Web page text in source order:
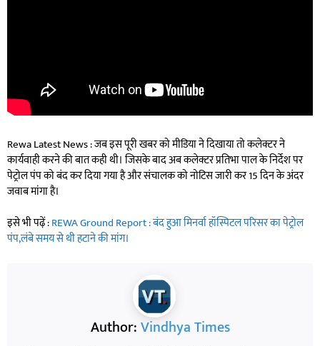
Rewa Latest News : जब इस पूरी खबर को मीडिया ने दिखाया तो कलेक्टर ने
कार्यवाही करने की बात कही थी। जिसके बाद अब कलेक्टर प्रतिभा पाल के निर्देश पर
पेट्रोल पंप को बंद कर दिया गया है और संचालक को नोटिस जारी कर 15 दिन के अंदर
जवाब मांगा है।
इसे भी पढ़ें :REWA Ground Report : बंद हुआ मिनर्वा हॉस्पिटल परिसर का पेट्रोल
पंप,लंबे समय से थी हटाने की मांग।
Author:Vindhya Times